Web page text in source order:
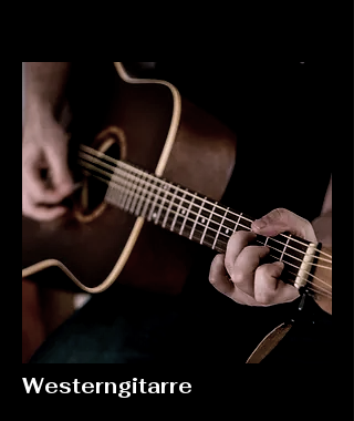
Westerngitarre